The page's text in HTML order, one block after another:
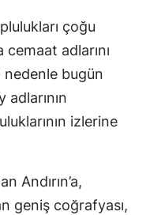
çoğu
adlarını
bugün
adlarının
izlerine
Andırın’a,
geniş coğrafyası,